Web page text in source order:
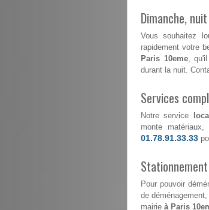
Dimanche,
Vous souhaitez
rapidement votre
Paris 10eme, qu'il
durant la nuit.
Services
Notre service
monte
01.78.91.33.33
Pour pouvoir
de
mairie à Paris